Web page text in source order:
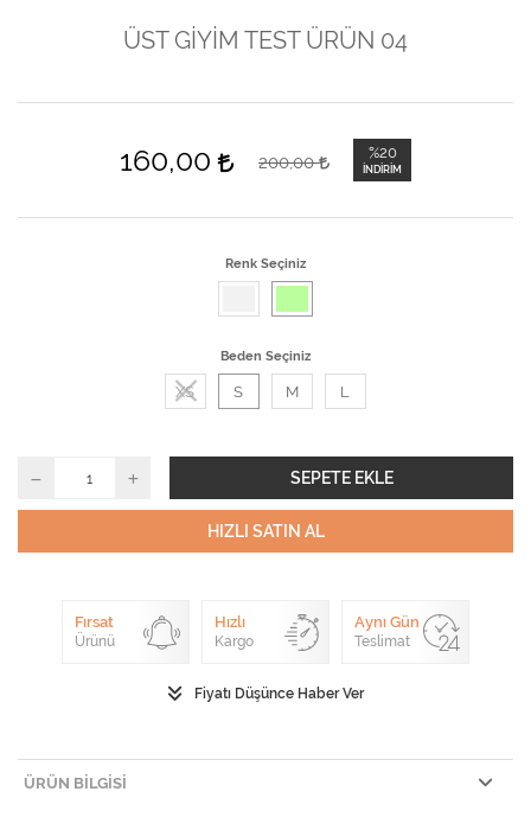
ÜST GİYİM TEST ÜRÜN 04
160,00 200,00 %20
İNDIRIM
Renk Seçiniz
Beden Seçiniz
XS S M L
SEPETE EKLE
HIZLI SATIN AL
Fırsat
Ürünü
Hızlı
Kargo
Aynı Gün
Teslimat
Fiyatı Düşünce Haber Ver
ÜRÜN BILGISI